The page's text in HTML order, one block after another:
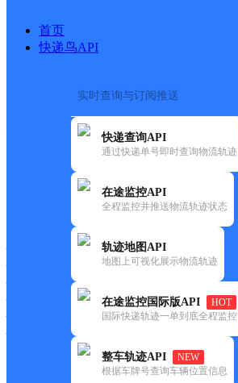
首页
快递鸟API
实时查询与订阅推送
快递查询API
通过快递单号即时查询物流轨迹
在途监控API
全程监控并推送物流轨迹状态
轨迹地图API
地图上可视化展示物流轨迹
在途监控国际版API
HOT
国际快递轨迹一单到底全程监控
整车轨迹API
NEW
根据车牌号查询车辆位置信息
快递大全>
快运大全